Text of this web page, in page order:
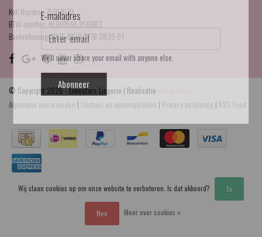
KvK Number: 75017679
BTW-number: NL001595356B03
Bankrekening: NL75 INGB 0778 3839 97
© Copyright 2026 - Evenstars Lingerie | Realisatie
Algemene voorwaarden | Contact en openingstijden | Privacy verklaring | RSS Feed
E-mailadres
We'll never share your email with anyone else.
Abonneer
Wij slaan cookies op om onze website te verbeteren. Is dat akkoord? Ja
Nee Meer over cookies »